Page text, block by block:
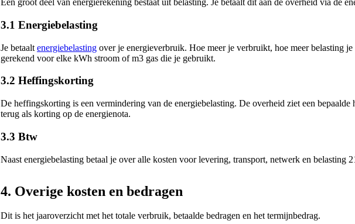
Een groot deel van energierekening bestaat uit belasting. Je betaalt dit aan de overheid via de
3.1 Energiebelasting
Je betaalt energiebelasting over je energieverbruik. Hoe meer je verbruikt, hoe meer belasting
gerekend voor elke kWh stroom of m3 gas die je gebruikt.
3.2 Heffingskorting
De heffingskorting is een vermindering van de energiebelasting. De overheid ziet een
terug als korting op de energienota.
3.3 Btw
Naast energiebelasting betaal je over alle kosten voor levering, transport, netwerk en belasting
4. Overige kosten en bedragen
Dit is het jaaroverzicht met het totale verbruik, betaalde bedragen en het termijnbedrag.